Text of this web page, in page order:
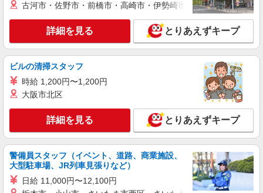
詳細を見る
派遣社員
株式会社綜合キャリアオプション（1314VJ0805G50★26-S-T2）
部品の機械セット・出荷/日払いOK
キープ 詳細を見る
派遣社員
株式会社綜合キャリアオプション（1314VJ0805G54★36-S-T3）
組立・加工・食品製造など/日払いOK
古河市・佐野市・前橋市・高崎市・伊勢崎市・太田市・館林市
詳細を見る とりあえずキープ
ビルの清掃スタッフ
時給 1,200円〜1,200円
大阪市北区
詳細を見る とりあえずキープ
警備員スタッフ（イベント、道路、商業施設、
大型駐車場、JR列車見張りなど）
日給 11,000円〜12,100円